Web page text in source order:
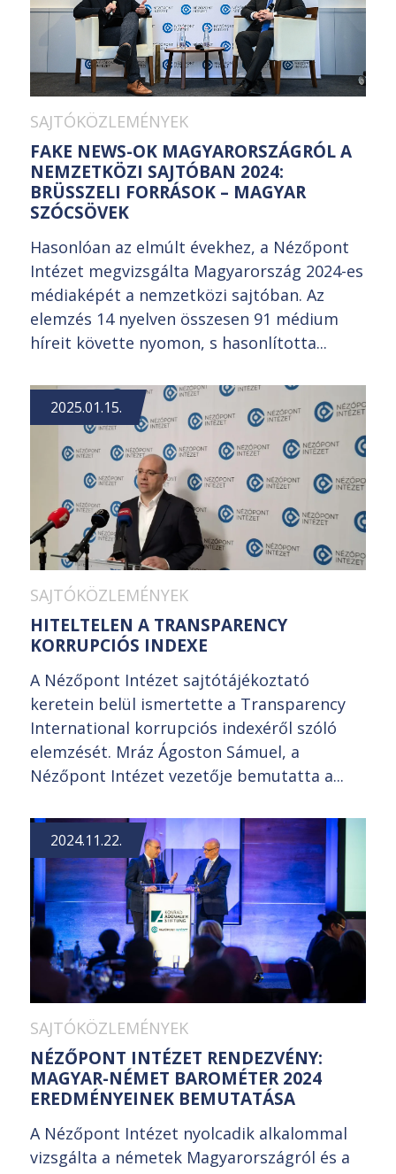
SAJTÓKÖZLEMÉNYEK
FAKE NEWS-OK MAGYARORSZÁGRÓL A
NEMZETKÖZI SAJTÓBAN 2024:
BRÜSSZELI FORRÁSOK – MAGYAR
SZÓCSÖVEK
Hasonlóan az elmúlt évekhez, a Nézőpont
Intézet megvizsgálta Magyarország 2024-es
médiaképét a nemzetközi sajtóban. Az
elemzés 14 nyelven összesen 91 médium
híreit követte nyomon, s hasonlította...
2025.01.15.
SAJTÓKÖZLEMÉNYEK
HITELTELEN A TRANSPARENCY
KORRUPCIÓS INDEXE
A Nézőpont Intézet sajtótájékoztató
keretein belül ismertette a Transparency
International korrupciós indexéről szóló
elemzését. Mráz Ágoston Sámuel, a
Nézőpont Intézet vezetője bemutatta a...
2024.11.22.
SAJTÓKÖZLEMÉNYEK
NÉZŐPONT INTÉZET RENDEZVÉNY:
MAGYAR-NÉMET BAROMÉTER 2024
EREDMÉNYEINEK BEMUTATÁSA
A Nézőpont Intézet nyolcadik alkalommal
vizsgálta a németek Magyarországról és a